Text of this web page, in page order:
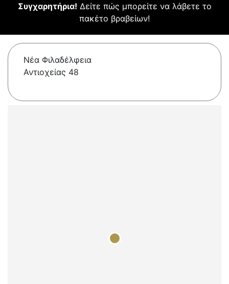
Συγχαρητήρια! Δείτε πώς μπορείτε να λάβετε το
πακέτο βραβείων!
Νέα Φιλαδέλφεια
Αντιοχείας 48